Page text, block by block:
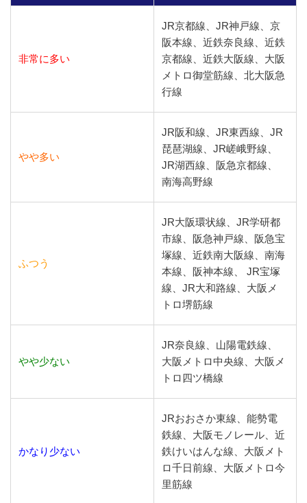
非常に多い
JR京都線、JR神戸線、京
阪本線、近鉄奈良線、近鉄
京都線、近鉄大阪線、大阪
メトロ御堂筋線、北大阪急
行線
やや多い
JR阪和線、JR東西線、JR
琵琶湖線、JR嵯峨野線、
JR湖西線、阪急京都線、
南海高野線
ふつう
JR大阪環状線、JR学研都
市線、阪急神戸線、阪急宝
塚線、近鉄南大阪線、南海
本線、阪神本線、 JR宝塚
線、JR大和路線、大阪メ
トロ堺筋線
やや少ない
JR奈良線、山陽電鉄線、
大阪メトロ中央線、大阪メ
トロ四ツ橋線
かなり少ない
JRおおさか東線、能勢電
鉄線、大阪モノレール、近
鉄けいはんな線、大阪メト
ロ千日前線、大阪メトロ今
里筋線